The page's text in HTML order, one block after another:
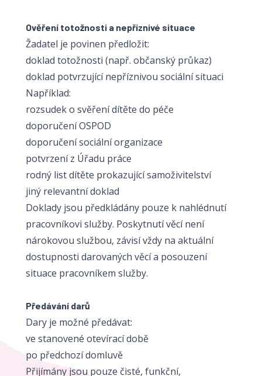
Ověření totožnosti a nepříznivé situace
Žadatel je povinen předložit:
doklad totožnosti (např. občanský průkaz)
doklad potvrzující nepříznivou sociální situaci
Například:
rozsudek o svěření dítěte do péče
doporučení OSPOD
doporučení sociální organizace
potvrzení z Úřadu práce
rodný list dítěte prokazující samoživitelství
jiný relevantní doklad
Doklady jsou předkládány pouze k nahlédnutí
pracovníkovi služby. Poskytnutí věcí není
nárokovou službou, závisí vždy na aktuální
dostupnosti darovaných věcí a posouzení
situace pracovníkem služby.
Předávání darů
Dary je možné předávat:
ve stanovené otevírací době
po předchozí domluvě
Přijímány jsou pouze čisté, funkční,